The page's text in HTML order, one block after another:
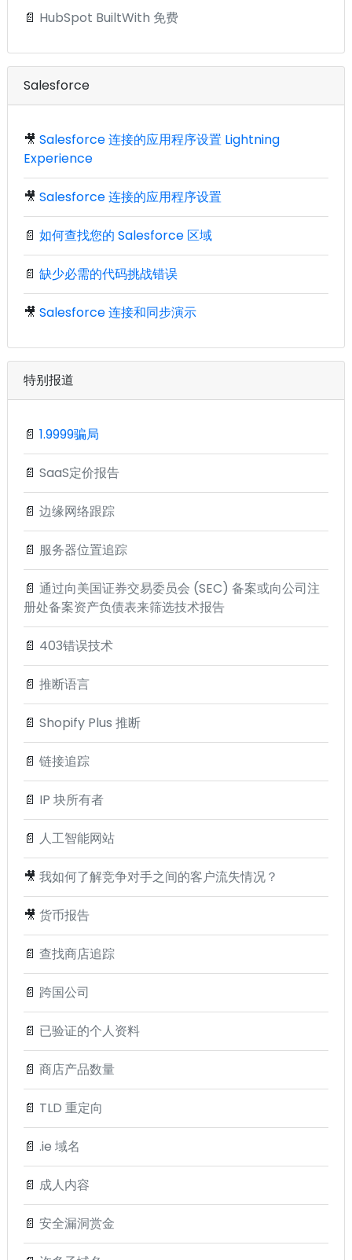
📄 HubSpot BuiltWith 免费
Salesforce
🎥 Salesforce 连接的应用程序设置 Lightning
Experience
🎥 Salesforce 连接的应用程序设置
📄 如何查找您的 Salesforce 区域
📄 缺少必需的代码挑战错误
🎥 Salesforce 连接和同步演示
特别报道
📄 1.9999骗局
📄 SaaS定价报告
📄 边缘网络跟踪
📄 服务器位置追踪
📄 通过向美国证券交易委员会 (SEC) 备案或向公司注
册处备案资产负债表来筛选技术报告
📄 403错误技术
📄 推断语言
📄 Shopify Plus 推断
📄 链接追踪
📄 IP 块所有者
📄 人工智能网站
🎥 我如何了解竞争对手之间的客户流失情况？
🎥 货币报告
📄 查找商店追踪
📄 跨国公司
📄 已验证的个人资料
📄 商店产品数量
📄 TLD 重定向
📄 .ie 域名
📄 成人内容
📄 安全漏洞赏金